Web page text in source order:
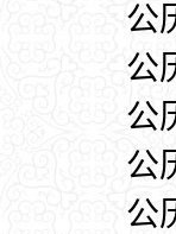
公
公
公
公
公